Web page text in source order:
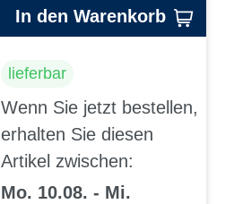
In den Warenkorb
lieferbar
Wenn Sie jetzt bestellen,
erhalten Sie diesen
Artikel zwischen:
Mo. 10.08. - Mi.